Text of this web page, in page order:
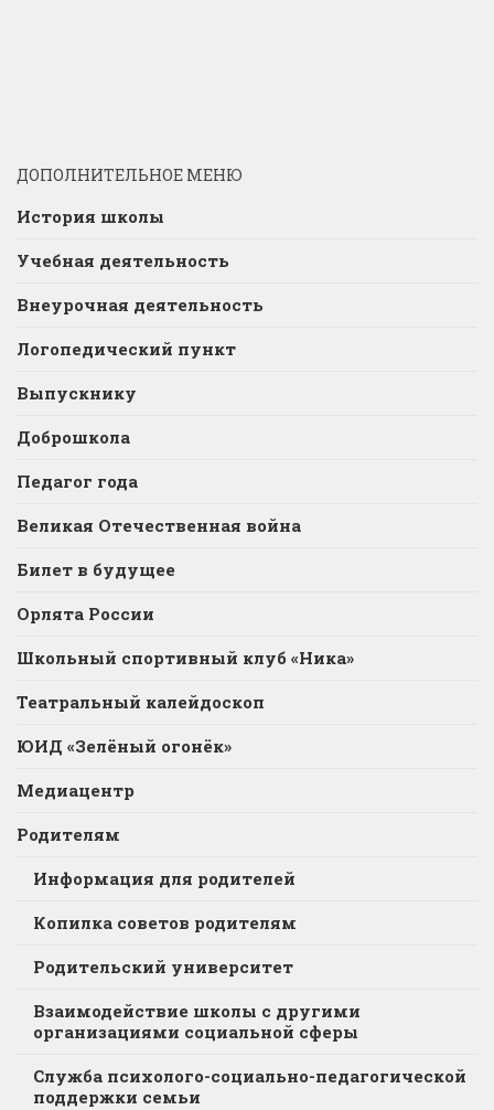
ДОПОЛНИТЕЛЬНОЕ МЕНЮ
История школы
Учебная деятельность
Внеурочная деятельность
Логопедический пункт
Выпускнику
Доброшкола
Педагог года
Великая Отечественная война
Билет в будущее
Орлята России
Школьный спортивный клуб «Ника»
Театральный калейдоскоп
ЮИД «Зелёный огонёк»
Медиацентр
Родителям
Информация для родителей
Копилка советов родителям
Родительский университет
Взаимодействие школы с другими
организациями социальной сферы
Служба психолого-социально-педагогической
поддержки семьи